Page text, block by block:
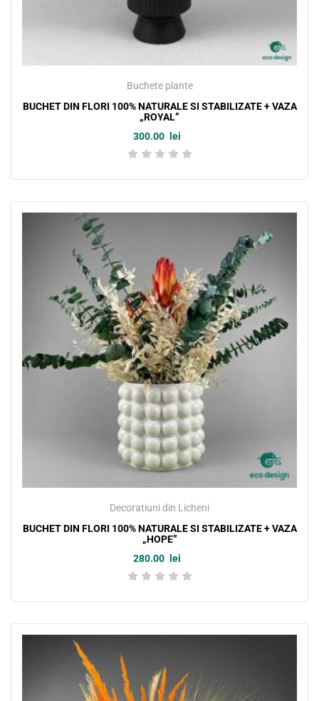
Buchete plante
BUCHET DIN FLORI 100% NATURALE SI STABILIZATE + VAZA
„ROYAL”
300.00
lei
Decoratiuni din Licheni
BUCHET DIN FLORI 100% NATURALE SI STABILIZATE + VAZA
„HOPE”
280.00
lei